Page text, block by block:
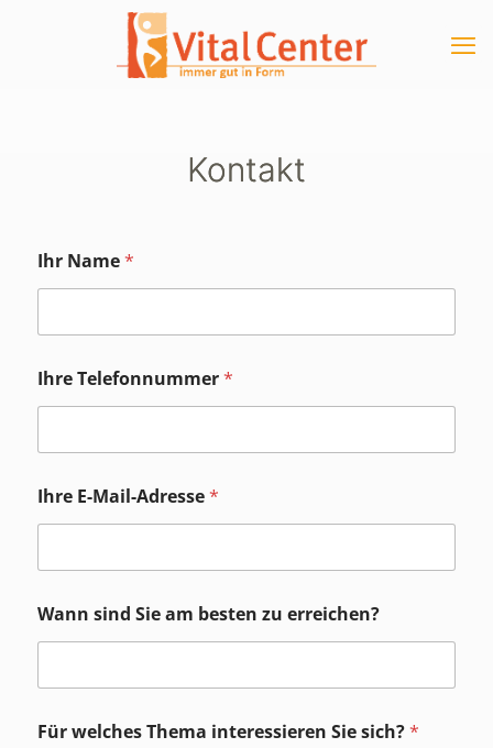
Kontakt
Ihr Name*
Ihre Telefonnummer*
Ihre E-Mail-Adresse*
Wann sind Sie am besten zu erreichen?
Für welches Thema interessieren Sie sich?*